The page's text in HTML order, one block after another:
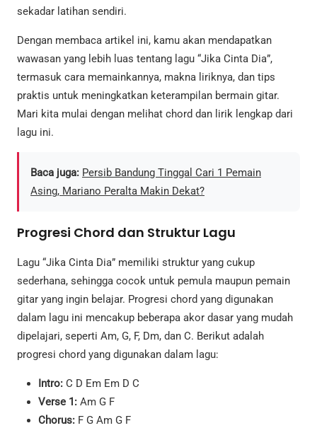
sekadar latihan sendiri.
Dengan membaca artikel ini, kamu akan mendapatkan
wawasan yang lebih luas tentang lagu “Jika Cinta Dia”,
termasuk cara memainkannya, makna liriknya, dan tips
praktis untuk meningkatkan keterampilan bermain gitar.
Mari kita mulai dengan melihat chord dan lirik lengkap dari
lagu ini.
Baca juga: Persib Bandung Tinggal Cari 1 Pemain
Asing, Mariano Peralta Makin Dekat?
Progresi Chord dan Struktur Lagu
Lagu “Jika Cinta Dia” memiliki struktur yang cukup
sederhana, sehingga cocok untuk pemula maupun pemain
gitar yang ingin belajar. Progresi chord yang digunakan
dalam lagu ini mencakup beberapa akor dasar yang mudah
dipelajari, seperti Am, G, F, Dm, dan C. Berikut adalah
progresi chord yang digunakan dalam lagu:
Intro: C D Em Em D C
Verse 1: Am G F
Chorus: F G Am G F